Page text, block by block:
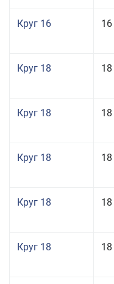
Круг 16 16
Круг 18 18
Круг 18 18
Круг 18 18
Круг 18 18
Круг 18 18